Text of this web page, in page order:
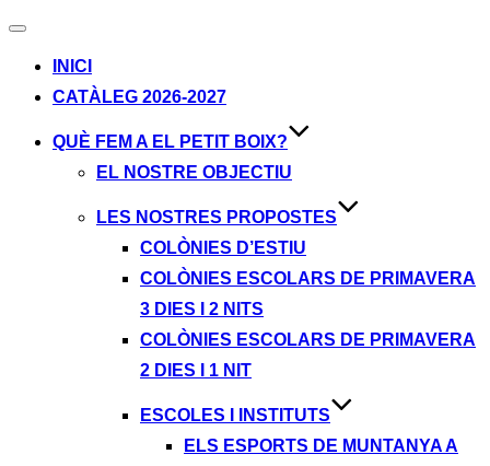
Alternar
INICI
CATÀLEG 2026-2027
QUÈ FEM A EL PETIT BOIX?
EL NOSTRE OBJECTIU
LES NOSTRES PROPOSTES
COLÒNIES D’ESTIU
COLÒNIES ESCOLARS DE PRIMAVERA
3 DIES I 2 NITS
COLÒNIES ESCOLARS DE PRIMAVERA
2 DIES I 1 NIT
ESCOLES I INSTITUTS
ELS ESPORTS DE MUNTANYA A